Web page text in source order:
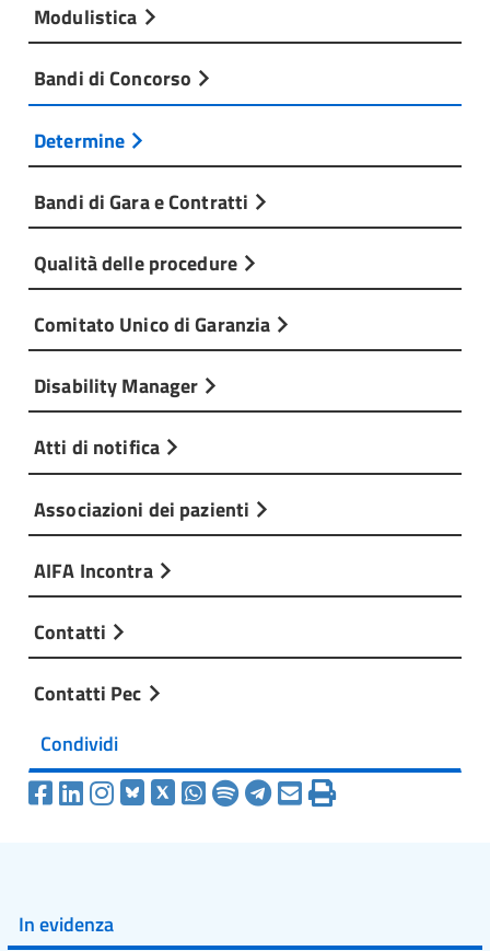
Modulistica
Bandi di Concorso
Determine
Bandi di Gara e Contratti
Qualità delle procedure
Comitato Unico di Garanzia
Disability Manager
Atti di notifica
Associazioni dei pazienti
AIFA Incontra
Contatti
Contatti Pec
Condividi
In evidenza